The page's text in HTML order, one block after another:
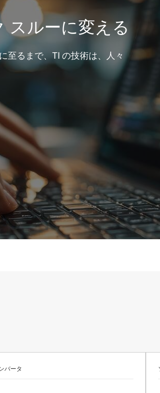
スルーに変える
至るまで、TI の技術は、人々
バータ